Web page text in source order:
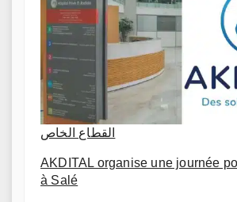
القطاع الخاص
AKDITAL organise une journée
à Salé